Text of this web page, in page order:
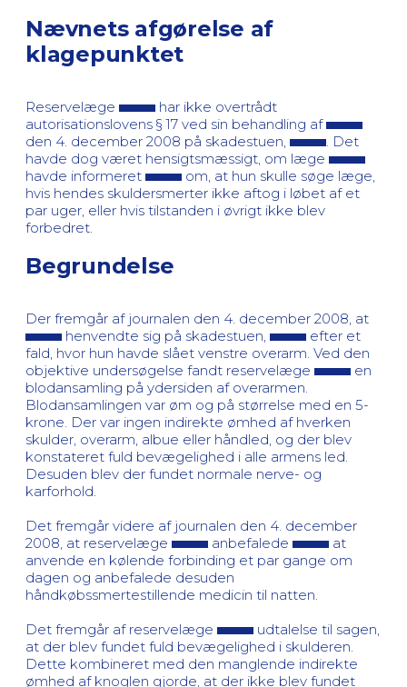
Nævnets afgørelse af
klagepunktet
Reservelæge
har ikke overtrådt
autorisationslovens § 17 ved sin behandling af
den 4. december 2008 på skadestuen,
. Det
havde dog været hensigtsmæssigt, om læge
havde informeret
om, at hun skulle søge læge,
hvis hendes skuldersmerter ikke aftog i løbet af et
par uger, eller hvis tilstanden i øvrigt ikke blev
forbedret.
Begrundelse
Der fremgår af journalen den 4. december 2008, at
henvendte sig på skadestuen,
efter et
fald, hvor hun havde slået venstre overarm. Ved den
objektive undersøgelse fandt reservelæge
en
blodansamling på ydersiden af overarmen.
Blodansamlingen var øm og på størrelse med en 5-
krone. Der var ingen indirekte ømhed af hverken
skulder, overarm, albue eller håndled, og der blev
konstateret fuld bevægelighed i alle armens led.
Desuden blev der fundet normale nerve- og
karforhold.
Det fremgår videre af journalen den 4. december
2008, at reservelæge
anbefalede
at
anvende en kølende forbinding et par gange om
dagen og anbefalede desuden
håndkøbssmertestillende medicin til natten.
Det fremgår af reservelæge
udtalelse til sagen,
at der blev fundet fuld bevægelighed i skulderen.
Dette kombineret med den manglende indirekte
ømhed af knoglen gjorde, at der ikke blev fundet